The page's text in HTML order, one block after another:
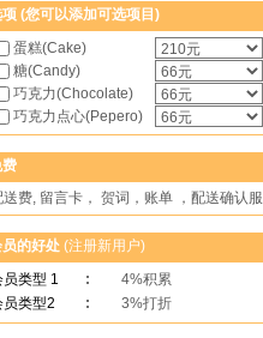
(您可以添加可选项目)
蛋糕(Cake)
糖(Candy)
巧克力(Chocolate)
巧克力点心(Pepero)
送费, 留言卡， 贺词，账单 ，配送确认
的好处 (注册新用户)
员类型 1
:
4%积累
员类型2
: 3%打折